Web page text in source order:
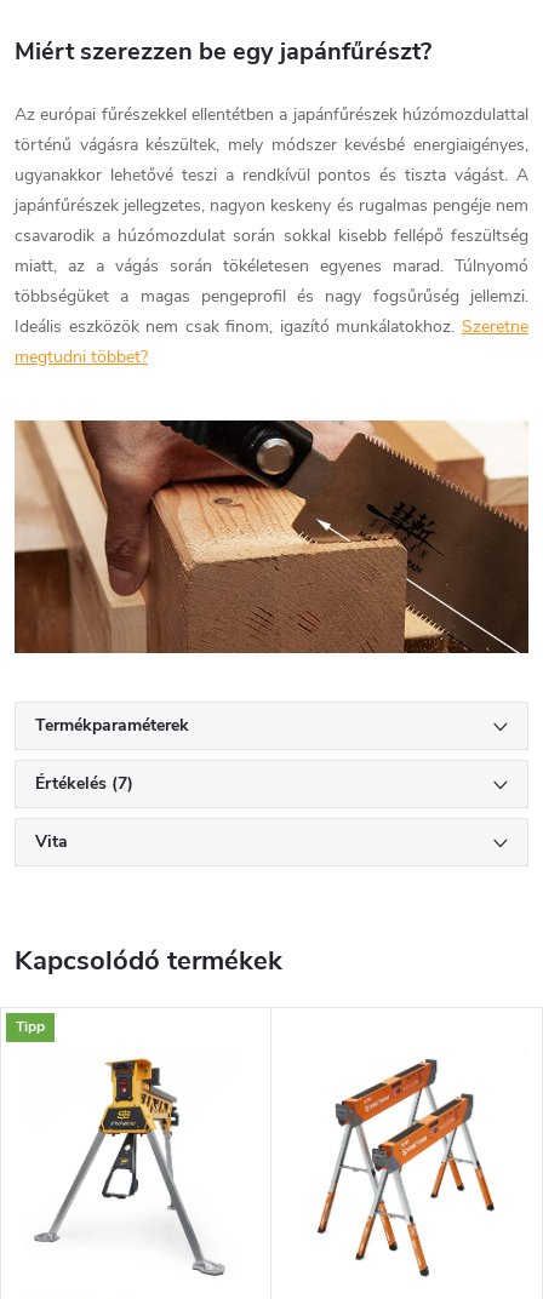
Miért szerezzen be egy japánfűrészt?
Az európai fűrészekkel ellentétben a japánfűrészek húzómozdulattal
történű vágásra készültek, mely módszer kevésbé energiaigényes,
ugyanakkor lehetővé teszi a rendkívül pontos és tiszta vágást. A
japánfűrészek jellegzetes, nagyon keskeny és rugalmas pengéje nem
csavarodik a húzómozdulat során sokkal kisebb fellépő feszültség
miatt, az a vágás során tökéletesen egyenes marad. Túlnyomó
többségüket a magas pengeprofil és nagy fogsűrűség jellemzi.
Ideális eszközök nem csak finom, igazító munkálatokhoz. Szeretne
megtudni többet?
Termékparaméterek
Értékelés (7)
Vita
Kapcsolódó termékek
Tipp